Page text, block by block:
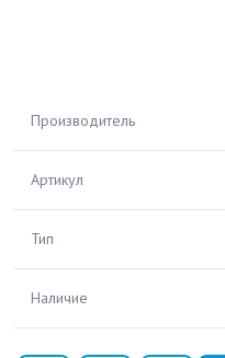
Производитель
Артикул
Тип
Наличие